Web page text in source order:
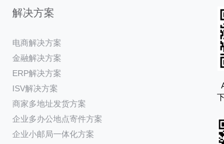
解决方案
电商解决方案
金融解决方案
ERP解决方案
ISV解决方案
商家多地址发货方案
企业多办公地点寄件方案
企业小邮局一体化方案